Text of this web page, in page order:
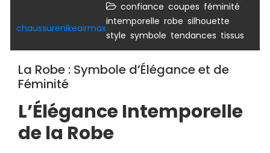
chaussurenikeairmax
confiance coupes féminité
intemporelle robe silhouette
style symbole tendances tissus
La Robe : Symbole d’Élégance et de
Féminité
L’Élégance Intemporelle
de la Robe